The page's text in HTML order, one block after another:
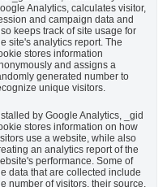
Analytics, calculates visitor,
and campaign data and
keeps track of site usage for
site's analytics report. The
stores information
and assigns a
generated number to
unique visitors.
by Google Analytics, _gid
stores information on how
use a website, while also
an analytics report of the
performance. Some of
data that are collected include
number of visitors, their source,